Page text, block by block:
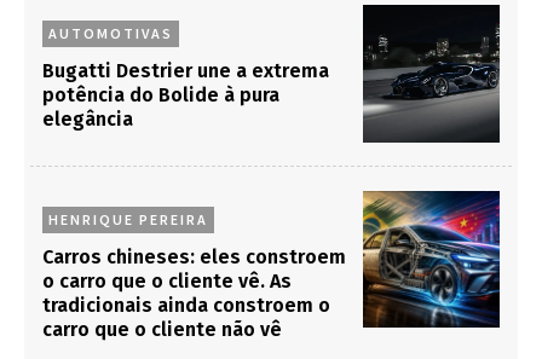
AUTOMOTIVAS
Bugatti Destrier une a extrema
potência do Bolide à pura
elegância
HENRIQUE PEREIRA
Carros chineses: eles constroem
o carro que o cliente vê. As
tradicionais ainda constroem o
carro que o cliente não vê